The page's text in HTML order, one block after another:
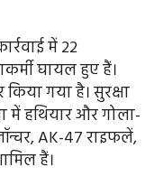
में 22
घायल हुए हैं।
गया है। सुरक्षा
में हथियार और गोला-
AK-47 राइफलें,
हैं।